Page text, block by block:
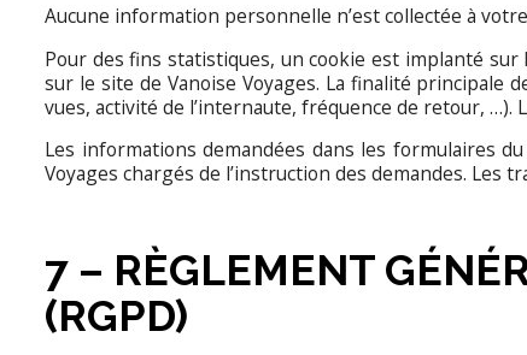
Aucune information personnelle n’est collectée à
Pour des fins statistiques, un cookie est implanté
sur le site de Vanoise Voyages. La finalité principale
vues, activité de l’internaute, fréquence de retour,
Les informations demandées dans les formulaires
Voyages chargés de l’instruction des demandes.
7 – RÈGLEMENT
(RGPD)